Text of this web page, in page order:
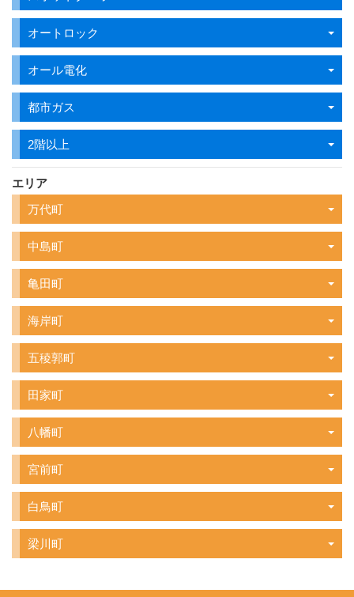
オートロック
オール電化
都市ガス
2階以上
エリア
万代町
中島町
亀田町
海岸町
五稜郭町
田家町
八幡町
宮前町
白鳥町
梁川町